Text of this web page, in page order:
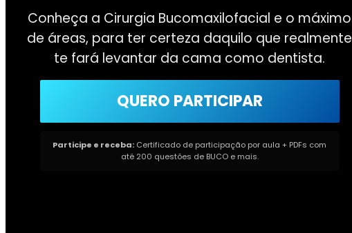
Conheça a Cirurgia Bucomaxilofacial e o máximo
de áreas, para ter certeza daquilo que realmente
te fará levantar da cama como dentista.
QUERO PARTICIPAR
Participe e receba: Certificado de participação por aula + PDFs com
até 200 questões de BUCO e mais.